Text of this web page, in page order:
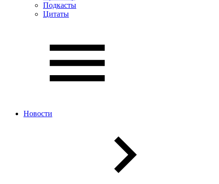
Подкасты
Цитаты
Новости